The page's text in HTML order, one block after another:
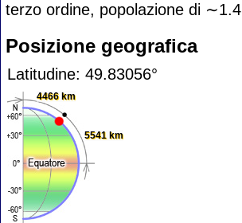
terzo ordine, popolazione di ∼1.4
Posizione geografica
Latitudine: 49.83056°
4466 km
5541 km